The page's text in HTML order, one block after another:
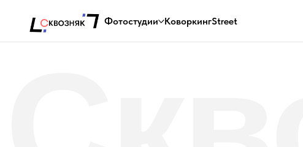
Фотостудии КоворкингStreet